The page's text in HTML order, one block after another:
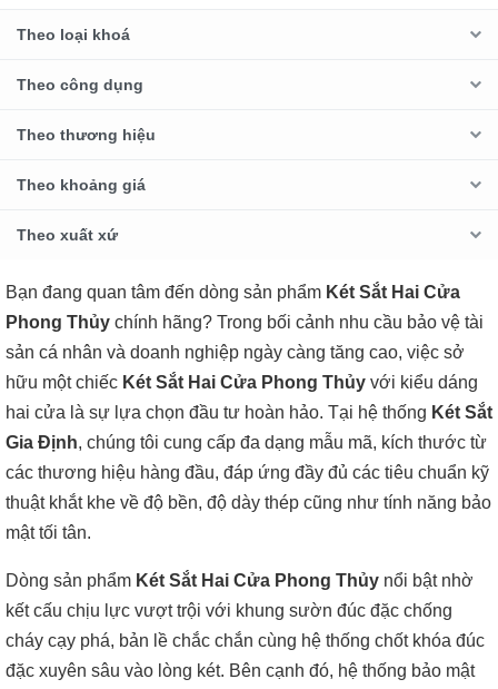
Theo loại khoá
Theo công dụng
Theo thương hiệu
Theo khoảng giá
Theo xuất xứ
Bạn đang quan tâm đến dòng sản phẩm Két Sắt Hai Cửa
Phong Thủy chính hãng? Trong bối cảnh nhu cầu bảo vệ tài
sản cá nhân và doanh nghiệp ngày càng tăng cao, việc sở
hữu một chiếc Két Sắt Hai Cửa Phong Thủy với kiểu dáng
hai cửa là sự lựa chọn đầu tư hoàn hảo. Tại hệ thống Két Sắt
Gia Định, chúng tôi cung cấp đa dạng mẫu mã, kích thước từ
các thương hiệu hàng đầu, đáp ứng đầy đủ các tiêu chuẩn kỹ
thuật khắt khe về độ bền, độ dày thép cũng như tính năng bảo
mật tối tân.
Dòng sản phẩm Két Sắt Hai Cửa Phong Thủy nổi bật nhờ
kết cấu chịu lực vượt trội với khung sườn đúc đặc chống
cháy cạy phá, bản lề chắc chắn cùng hệ thống chốt khóa đúc
đặc xuyên sâu vào lòng két. Bên cạnh đó, hệ thống bảo mật